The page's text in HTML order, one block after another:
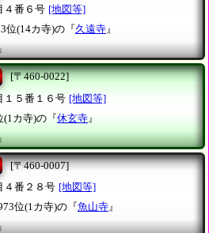
４番６号 [地図等]
位(14カ寺)の『久遠寺』
[〒460-0022]
１５番１６号 [地図等]
(1カ寺)の『休玄寺 』
[〒460-0007]
４番２８号 [地図等]
位(1カ寺)の『魚山寺 』